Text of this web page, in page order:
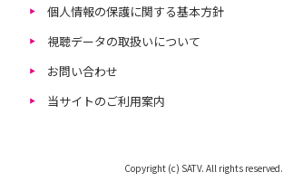
個人情報の保護に関する基本方針
視聴データの取扱いについて
お問い合わせ
当サイトのご利用案内
Copyright (c) SATV. All rights reserved.